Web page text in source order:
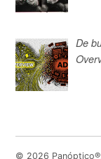
De
© 2026